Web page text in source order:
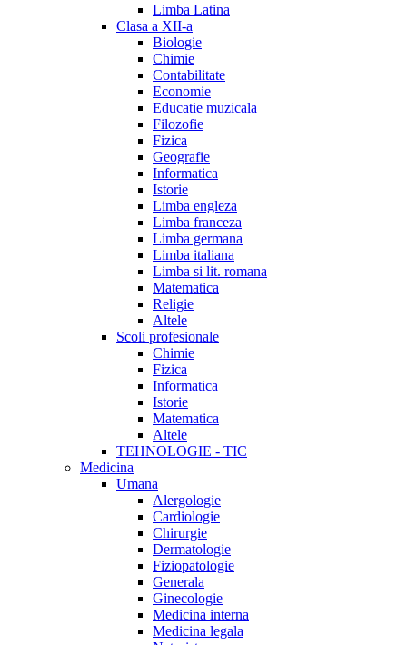
Limba Latina
Clasa a XII-a
Biologie
Chimie
Contabilitate
Economie
Educatie muzicala
Filozofie
Fizica
Geografie
Informatica
Istorie
Limba engleza
Limba franceza
Limba germana
Limba italiana
Limba si lit. romana
Matematica
Religie
Altele
Scoli profesionale
Chimie
Fizica
Informatica
Istorie
Matematica
Altele
TEHNOLOGIE - TIC
Medicina
Umana
Alergologie
Cardiologie
Chirurgie
Dermatologie
Fiziopatologie
Generala
Ginecologie
Medicina interna
Medicina legala